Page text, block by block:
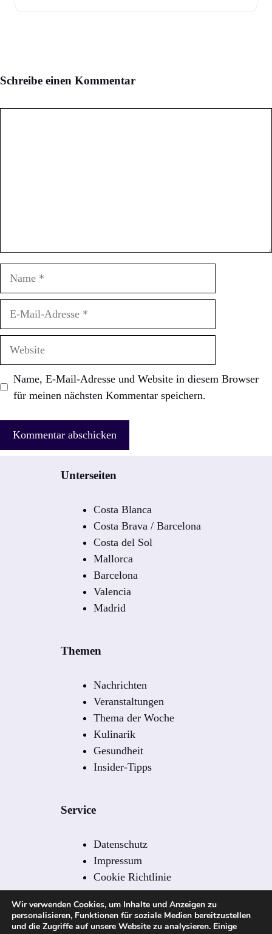
Schreibe einen Kommentar
Adresse
Name, E-Mail-Adresse und Website in diesem Browser
für meinen nächsten Kommentar speichern.
Unterseiten
Costa Blanca
Costa Brava / Barcelona
Costa del Sol
Mallorca
Barcelona
Valencia
Madrid
Themen
Nachrichten
Veranstaltungen
Thema der Woche
Kulinarik
Gesundheit
Insider-Tipps
Service
Datenschutz
Impressum
Cookie Richtlinie
Redaktion
Redaktionelle Leitlinien
Kontakt
Wir verwenden Cookies, um Inhalte und Anzeigen zu
personalisieren, Funktionen für soziale Medien bereitzustellen
und die Zugriffe auf unsere Website zu analysieren. Einige